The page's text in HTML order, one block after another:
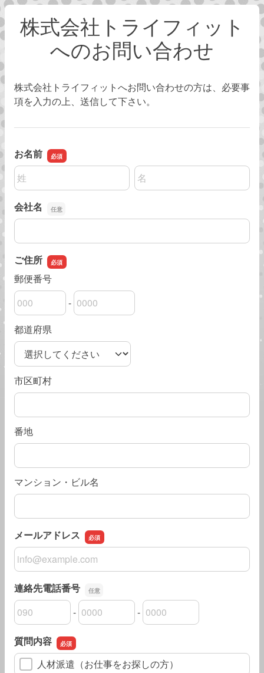
株式会社トライフィット
へのお問い合わせ
株式会社トライフィットへお問い合わせの方は、必要事
項を入力の上、送信して下さい。
お名前
名前の姓
名前の名
会社名
会社名
ご住所
郵便番号
郵便番号の上3桁
-
郵便番号の下4桁
都道府県
市区町村
番地
マンション・ビル名
メールアドレス
メールアドレス
連絡先電話番号
連絡先電話番号の市外局番
-
連絡先電話番号の市内局番 -
連絡先電話番号の加入者番号
質問内容
人材派遣（お仕事をお探しの方）